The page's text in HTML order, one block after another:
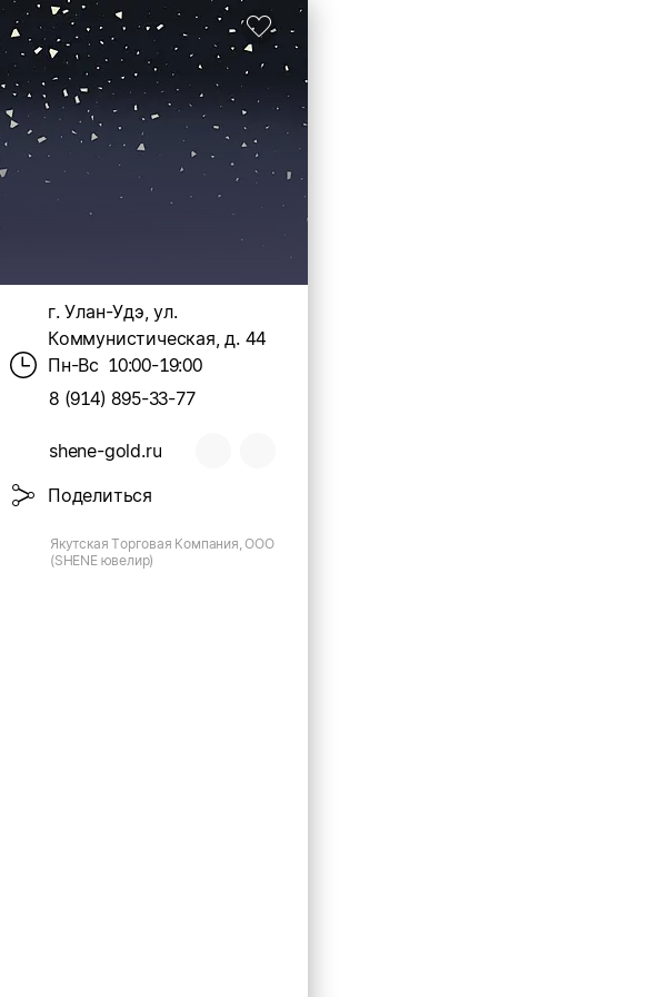
г. Улан-Удэ, ул.
Коммунистическая, д. 44
Пн-Вс 10:00-19:00
8 (914) 895-33-77
shene-gold.ru
Поделиться
Якутская Торговая Компания, ООО
(SHENE ювелир)